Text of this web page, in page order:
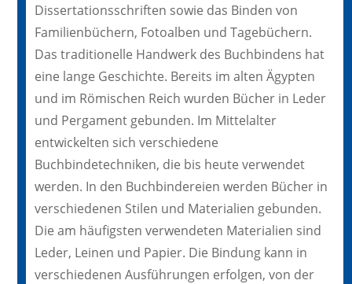
Dissertationsschriften sowie das Binden von
Familienbüchern, Fotoalben und Tagebüchern.
Das traditionelle Handwerk des Buchbindens hat
eine lange Geschichte. Bereits im alten Ägypten
und im Römischen Reich wurden Bücher in Leder
und Pergament gebunden. Im Mittelalter
entwickelten sich verschiedene
Buchbindetechniken, die bis heute verwendet
werden. In den Buchbindereien werden Bücher in
verschiedenen Stilen und Materialien gebunden.
Die am häufigsten verwendeten Materialien sind
Leder, Leinen und Papier. Die Bindung kann in
verschiedenen Ausführungen erfolgen, von der